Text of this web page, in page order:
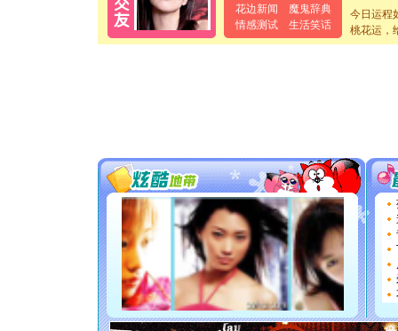
花边新闻
魔鬼辞典
情感测试
生活笑话
[元旦]当
泣，这痛
卖了。水
你太多，
要平安
[圣诞节]
能正大
都要快乐
[圣诞节]
如意,快
[元旦]
看
断电。
你是我
[元旦]如
今日运程
桃花运，